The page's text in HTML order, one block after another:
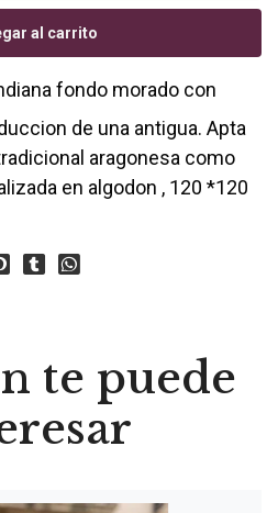
fondo morado con
de una antigua. Apta
aragonesa como
en algodon , 120 *120
te puede